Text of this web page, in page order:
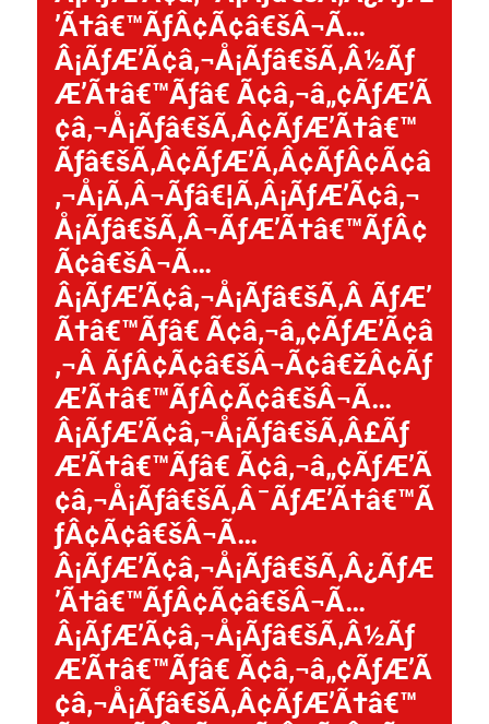
’Ã†â€™ÃƒÂ¢Ã¢â€šÂ¬Ã…
Â¡ÃƒÆ’Ã¢â‚¬Å¡Ãƒâ€šÃ‚Â½Ãƒ
Æ’Ã†â€™Ãƒâ€ Ã¢â‚¬â„¢ÃƒÆ’Ã
¢â‚¬Å¡Ãƒâ€šÃ‚Â¢ÃƒÆ’Ã†â€™
Ãƒâ€šÃ‚Â¢ÃƒÆ’Ã‚Â¢ÃƒÂ¢Ã¢â
‚¬Å¡Ã‚Â¬Ãƒâ€¦Ã‚Â¡ÃƒÆ’Ã¢â‚¬
Å¡Ãƒâ€šÃ‚Â¬ÃƒÆ’Ã†â€™ÃƒÂ¢
Ã¢â€šÂ¬Ã…
Â¡ÃƒÆ’Ã¢â‚¬Å¡Ãƒâ€šÃ‚Â ÃƒÆ’
Ã†â€™Ãƒâ€ Ã¢â‚¬â„¢ÃƒÆ’Ã¢â
‚¬Â ÃƒÂ¢Ã¢â€šÂ¬Ã¢â€žÂ¢Ãƒ
Æ’Ã†â€™ÃƒÂ¢Ã¢â€šÂ¬Ã…
Â¡ÃƒÆ’Ã¢â‚¬Å¡Ãƒâ€šÃ‚Â£Ãƒ
Æ’Ã†â€™Ãƒâ€ Ã¢â‚¬â„¢ÃƒÆ’Ã
¢â‚¬Å¡Ãƒâ€šÃ‚Â¯ÃƒÆ’Ã†â€™Ã
ƒÂ¢Ã¢â€šÂ¬Ã…
Â¡ÃƒÆ’Ã¢â‚¬Å¡Ãƒâ€šÃ‚Â¿ÃƒÆ
’Ã†â€™ÃƒÂ¢Ã¢â€šÂ¬Ã…
Â¡ÃƒÆ’Ã¢â‚¬Å¡Ãƒâ€šÃ‚Â½Ãƒ
Æ’Ã†â€™Ãƒâ€ Ã¢â‚¬â„¢ÃƒÆ’Ã
¢â‚¬Å¡Ãƒâ€šÃ‚Â¢ÃƒÆ’Ã†â€™